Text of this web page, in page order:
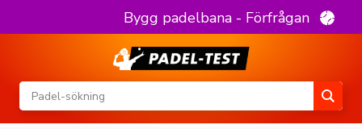
Bygg padelbana - Förfrågan